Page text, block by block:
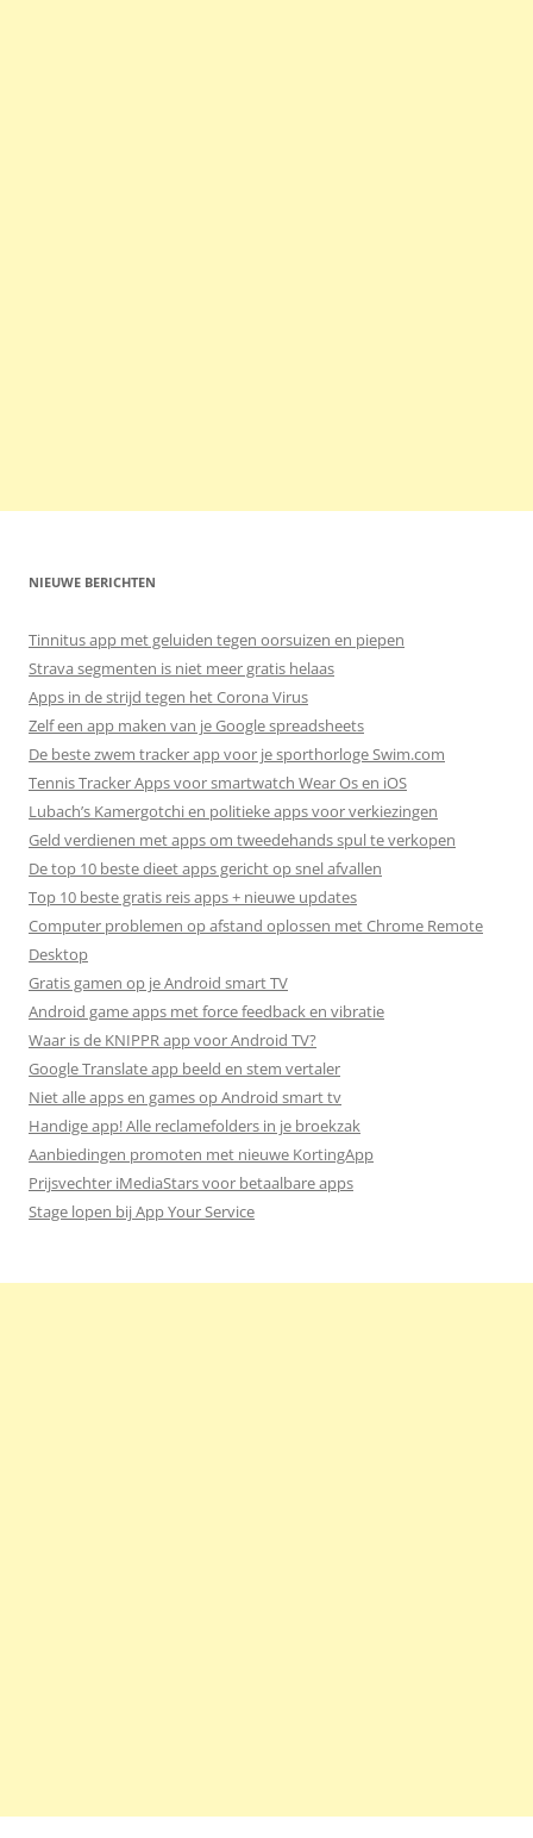
NIEUWE BERICHTEN
Tinnitus app met geluiden tegen oorsuizen en piepen
Strava segmenten is niet meer gratis helaas
Apps in de strijd tegen het Corona Virus
Zelf een app maken van je Google spreadsheets
De beste zwem tracker app voor je sporthorloge Swim.com
Tennis Tracker Apps voor smartwatch Wear Os en iOS
Lubach’s Kamergotchi en politieke apps voor verkiezingen
Geld verdienen met apps om tweedehands spul te verkopen
De top 10 beste dieet apps gericht op snel afvallen
Top 10 beste gratis reis apps + nieuwe updates
Computer problemen op afstand oplossen met Chrome Remote
Desktop
Gratis gamen op je Android smart TV
Android game apps met force feedback en vibratie
Waar is de KNIPPR app voor Android TV?
Google Translate app beeld en stem vertaler
Niet alle apps en games op Android smart tv
Handige app! Alle reclamefolders in je broekzak
Aanbiedingen promoten met nieuwe KortingApp
Prijsvechter iMediaStars voor betaalbare apps
Stage lopen bij App Your Service